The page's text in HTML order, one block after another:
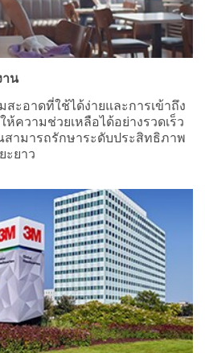
าน
อาดที่ใช้ได้ง่ายและการเข้าถึง
ความช่วยเหลือได้อย่างรวดเร็ว
ามารถรักษาระดับประสิทธิภาพ
ะยาว